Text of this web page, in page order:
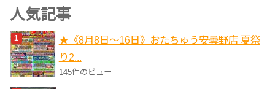
ゴ
リ
ー
人気記事
★《8月8日～16日》おたちゅう安曇野店 夏祭
り2...
145件のビュー